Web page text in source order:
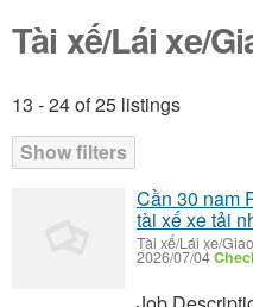
Tài xế/Lái xe/
13 - 24 of 25 listings
Show filters
Listings
Cần 30 nam
tài xế xe tải
Tài xế/Lái xe/
2026/07/04